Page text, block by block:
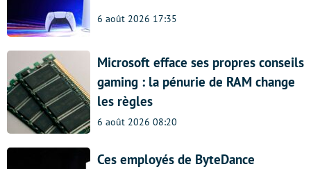
6 août 2026 17:35
Microsoft efface ses propres conseils
gaming : la pénurie de RAM change
les règles
6 août 2026 08:20
Ces employés de ByteDance